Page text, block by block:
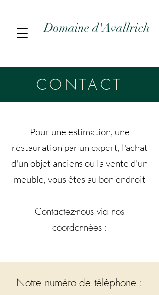
Domaine d'Avallrich
CONTACT
Pour une estimation, une
restauration par un expert, l'achat
d'un objet anciens ou la vente d'un
meuble, vous êtes au bon endroit
Contactez-nous via nos
coordonnées :
Notre numéro de téléphone :